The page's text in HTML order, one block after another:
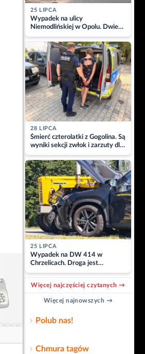
25 LIPCA
Wypadek na ulicy
Niemodlińskiej w Opolu. Dwie
osoby w szpitalu
28 LIPCA
Śmierć czterolatki z Gogolina. Są
wyniki sekcji zwłok i zarzuty dla
matki
25 LIPCA
Wypadek na DW 414 w
Chrzelicach. Droga jest
zablokowana
Więcej najczęściej czytanych →
Więcej najnowszych →
Polub nas!
Chmura tagów